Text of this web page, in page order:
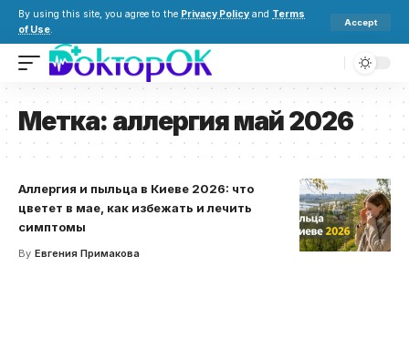
By using this site, you agree to the Privacy Policy and Terms
of Use.
Accept
Метка: аллергия май 2026
Аллергия и пыльца в Киеве 2026: что
цветет в мае, как избежать и лечить
симптомы
By Евгения Примакова